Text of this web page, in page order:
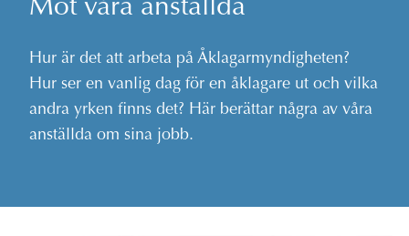
Möt våra anställda
Hur är det att arbeta på Åklagarmyndigheten?
Hur ser en vanlig dag för en åklagare ut och vilka
andra yrken finns det? Här berättar några av våra
anställda om sina jobb.